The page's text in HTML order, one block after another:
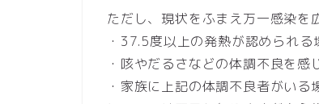
ただし、現状をふまえ万一感染を
・37.5度以上の発熱が認められる
・咳やだるさなどの体調不良を感
・家族に上記の体調不良者がいる